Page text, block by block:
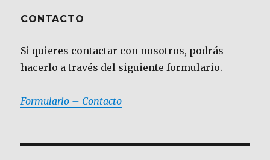
CONTACTO
Si quieres contactar con nosotros, podrás
hacerlo a través del siguiente formulario.
Formulario – Contacto